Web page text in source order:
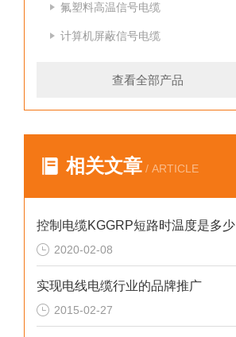
氟塑料高温信号电缆
计算机屏蔽信号电缆
查看全部产品
相关文章 / ARTICLE
控制电缆KGGRP短路时温度是多少
2020-02-08
实现电线电缆行业的品牌推广
2015-02-27